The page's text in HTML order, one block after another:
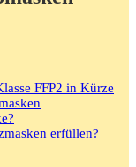
FFP2 in Kürze
erfüllen?